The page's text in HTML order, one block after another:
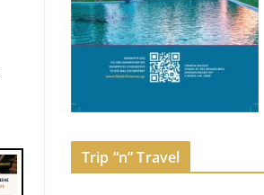
Trip “n” Travel